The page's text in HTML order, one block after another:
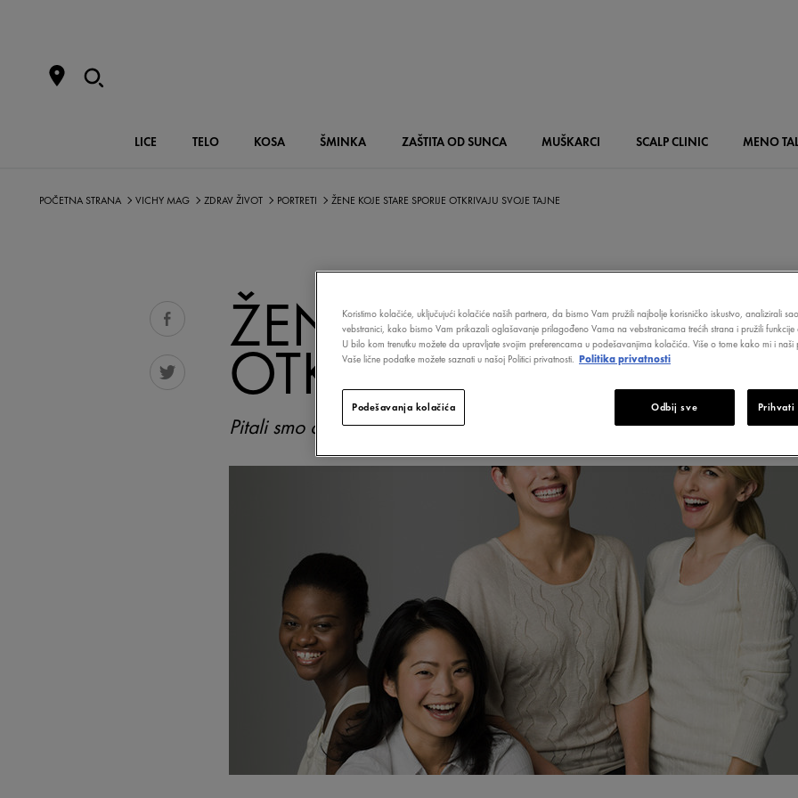
LICE TELO KOSA ŠMINKA ZAŠTITA OD SUNCA MUŠKARCI SCALPCLINIC MENO
POČETNA STRANA VICHY MAG ZDRAV ŽIVOT PORTRETI ŽENE KOJE STARE SPORIJE OTKRIVAJU SVOJE TAJNE
ŽENE KOJE STARE
OTKRIVAJU SVOJE
Pitali smo četiri žene koje zdravo stare za njihove tajne o
Koristimo kolačiće, uključujući kolačiće naših partnera, da bismo Vam pružili najbolje korisničko iskustvo, analizirali
vebstranici, kako bismo Vam prikazali oglašavanje prilagođeno Vama na vebstranicama trećih strana i pružili funkcije
U bilo kom trenutku možete da upravljate svojim preferencama u podešavanjima kolačića. Više o tome kako mi i naši
Vaše lične podatke možete saznati u našoj Politici privatnosti. Politika privatnosti
Odbij sve Prihvati
Podešavanja kolačića